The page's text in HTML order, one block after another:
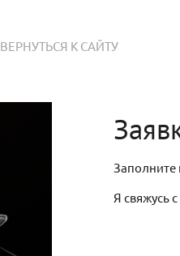
ВЕРНУТЬСЯ К САЙТУ
Заполните
Я свяжусь